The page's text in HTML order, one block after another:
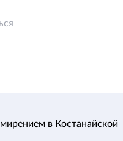
в Костанайской